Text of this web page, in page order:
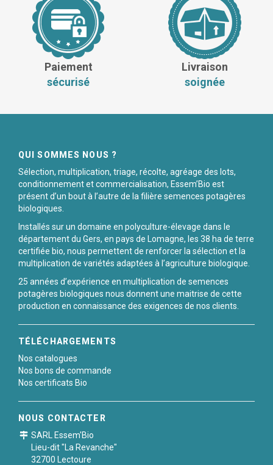
Paiement
sécurisé
Livraison
soignée
QUI SOMMES NOUS ?
Sélection, multiplication, triage, récolte, agréage des lots,
conditionnement et commercialisation, Essem’Bio est
présent d’un bout à l’autre de la filière semences potagères
biologiques.
Installés sur un domaine en polyculture-élevage dans le
département du Gers, en pays de Lomagne, les 38 ha de terre
certifiée bio, nous permettent de renforcer la sélection et la
multiplication de variétés adaptées à l’agriculture biologique.
25 années d’expérience en multiplication de semences
potagères biologiques nous donnent une maitrise de cette
production en connaissance des exigences de nos clients.
TÉLÉCHARGEMENTS
Nos catalogues
Nos bons de commande
Nos certificats Bio
NOUS CONTACTER
SARL Essem'Bio
Lieu-dit "La Revanche"
32700 Lectoure